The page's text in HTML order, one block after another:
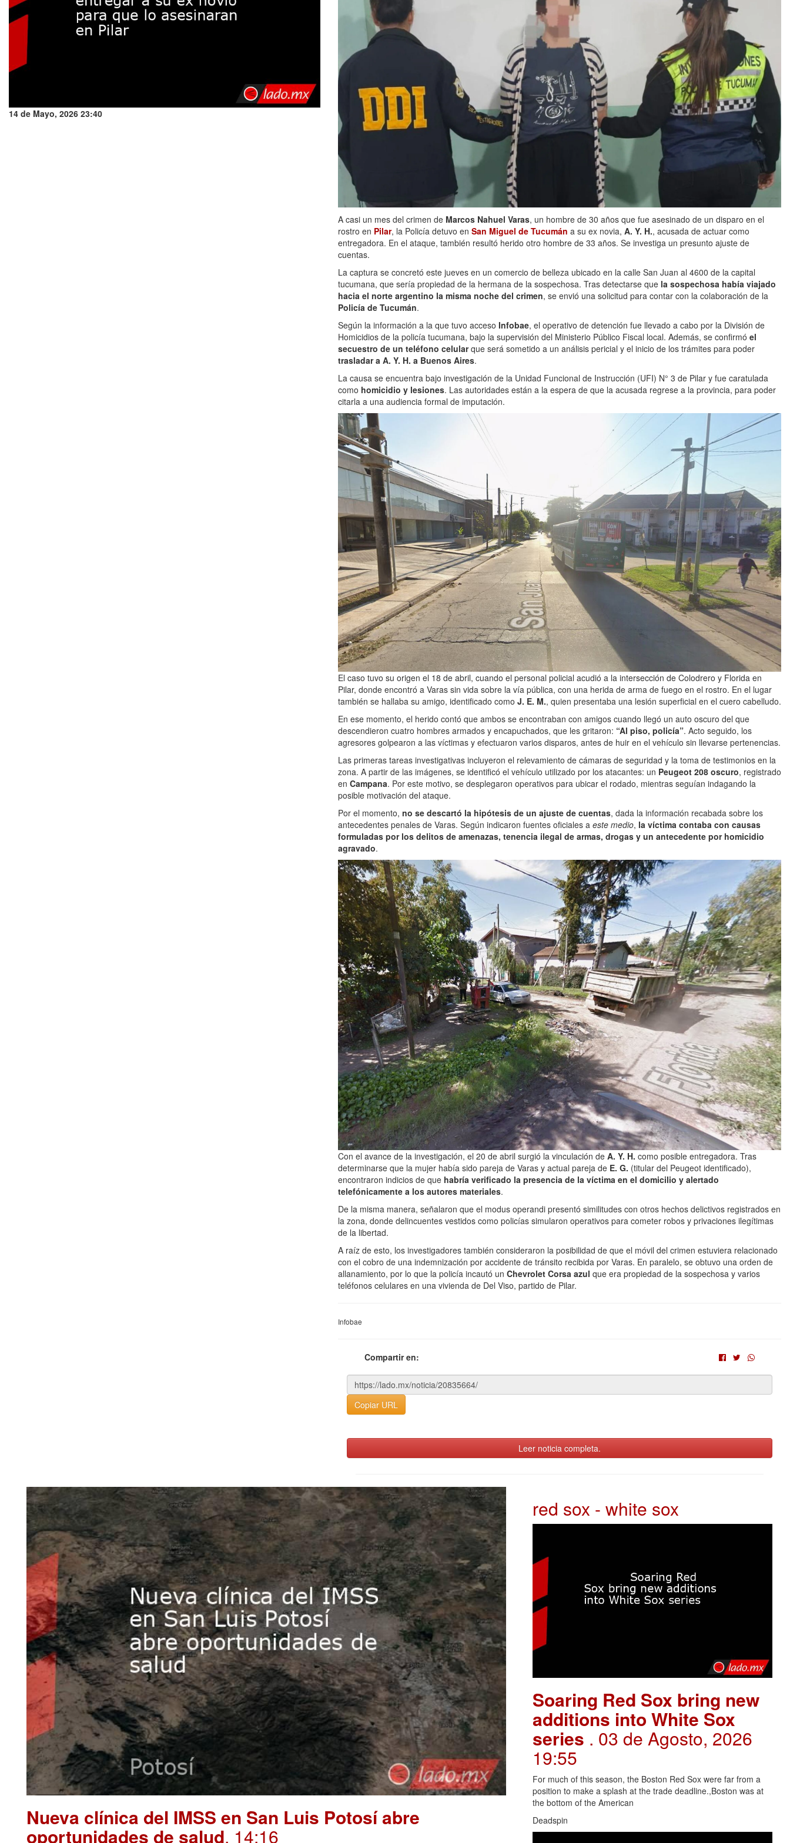
14 de Mayo, 2026 23:40
A casi un mes del crimen de Marcos Nahuel Varas, un hombre de 30 años que fue asesinado de un disparo en el
rostro en Pilar, la Policía detuvo en San Miguel de Tucumán a su ex novia, A. Y. H., acusada de actuar como
entregadora. En el ataque, también resultó herido otro hombre de 33 años. Se investiga un presunto ajuste de
cuentas.
La captura se concretó este jueves en un comercio de belleza ubicado en la calle San Juan al 4600 de la capital
tucumana, que sería propiedad de la hermana de la sospechosa. Tras detectarse que la sospechosa había viajado
hacia el norte argentino la misma noche del crimen, se envió una solicitud para contar con la colaboración de la
Policía de Tucumán.
Según la información a la que tuvo acceso Infobae, el operativo de detención fue llevado a cabo por la División de
Homicidios de la policía tucumana, bajo la supervisión del Ministerio Público Fiscal local. Además, se confirmó el
secuestro de un teléfono celularque será sometido a un análisis pericial y el inicio de los trámites para poder
trasladar a A. Y. H. a Buenos Aires.
La causa se encuentra bajo investigación de la Unidad Funcional de Instrucción (UFI) N° 3 de Pilar y fue caratulada
como homicidio y lesiones. Las autoridades están a la espera de que la acusada regrese a la provincia, para poder
citarla a una audiencia formal de imputación.
El caso tuvo su origen el 18 de abril, cuando el personal policial acudió a la intersección de Colodrero y Florida en
Pilar, donde encontró a Varas sin vida sobre la vía pública, con una herida de arma de fuego en el rostro. En el lugar
también se hallaba su amigo, identificado como J. E. M., quien presentaba una lesión superficial en el cuero cabelludo.
En ese momento, el herido contó que ambos se encontraban con amigos cuando llegó un auto oscuro del que
descendieron cuatro hombres armados y encapuchados, que les gritaron: “Al piso, policía”. Acto seguido, los
agresores golpearon a las víctimas y efectuaron varios disparos, antes de huir en el vehículo sin llevarse pertenencias.
Las primeras tareas investigativas incluyeron el relevamiento de cámaras de seguridad y la toma de testimonios en la
zona. A partir de las imágenes, se identificó el vehículo utilizado por los atacantes: un Peugeot 208 oscuro, registrado
en Campana. Por este motivo, se desplegaron operativos para ubicar el rodado, mientras seguían indagando la
posible motivación del ataque.
Por el momento, no se descartó la hipótesis de un ajuste de cuentas, dada la información recabada sobre los
antecedentes penales de Varas. Según indicaron fuentes oficiales a este medio, la víctima contaba con causas
formuladas por los delitos de amenazas, tenencia ilegal de armas, drogas y un antecedente por homicidio
agravado.
Con el avance de la investigación, el 20 de abril surgió la vinculación de A. Y. H. como posible entregadora. Tras
determinarse que la mujer había sido pareja de Varas y actual pareja de E. G. (titular del Peugeot identificado),
encontraron indicios de que habría verificado la presencia de la víctima en el domicilio y alertado
telefónicamente a los autores materiales.
De la misma manera, señalaron que el modus operandi presentó similitudes con otros hechos delictivos registrados en
la zona, donde delincuentes vestidos como policías simularon operativos para cometer robos y privaciones ilegítimas
de la libertad.
A raíz de esto, los investigadores también consideraron la posibilidad de que el móvil del crimen estuviera relacionado
con el cobro de una indemnización por accidente de tránsito recibida por Varas. En paralelo, se obtuvo una orden de
allanamiento, por lo que la policía incautó un Chevrolet Corsa azul que era propiedad de la sospechosa y varios
teléfonos celulares en una vivienda de Del Viso, partido de Pilar.
Infobae
Compartir en:
Copiar URL
Leer noticia completa.
Nueva clínica del IMSS en San Luis Potosí abre
oportunidades de salud. 14:16
red sox - white sox
Soaring Red Sox bring new
additions into White Sox
series . 03 de Agosto, 2026
19:55
For much of this season, the Boston Red Sox were far from a
position to make a splash at the trade deadline.,Boston was at
the bottom of the American
Deadspin